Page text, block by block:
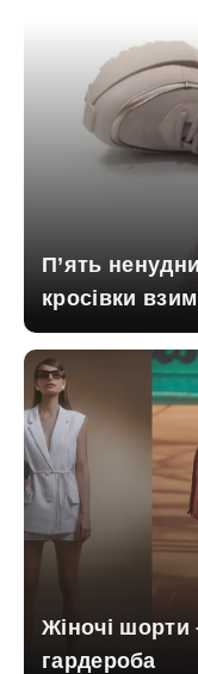
П’ять
кросівки
Жіночі шорти
гардероба